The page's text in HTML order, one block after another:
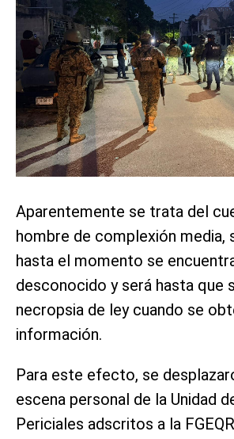
Aparentemente se trata del
hombre de complexión media,
hasta el momento se
desconocido y será hasta que
necropsia de ley cuando se
información.
Para este efecto, se
escena personal de la Unidad
Periciales adscritos a la